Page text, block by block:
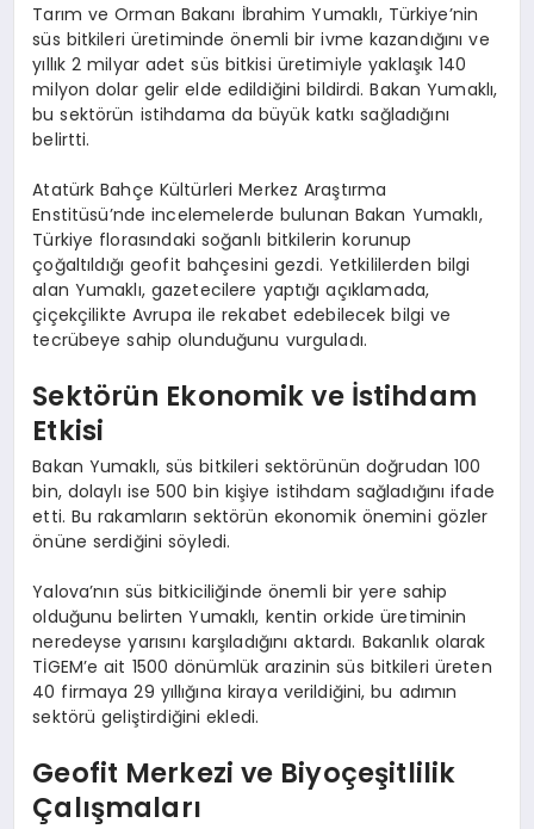
Tarım ve Orman Bakanı İbrahim Yumaklı, Türkiye’nin
süs bitkileri üretiminde önemli bir ivme kazandığını ve
yıllık 2 milyar adet süs bitkisi üretimiyle yaklaşık 140
milyon dolar gelir elde edildiğini bildirdi. Bakan Yumaklı,
bu sektörün istihdama da büyük katkı sağladığını
belirtti.
Atatürk Bahçe Kültürleri Merkez Araştırma
Enstitüsü’nde incelemelerde bulunan Bakan Yumaklı,
Türkiye florasındaki soğanlı bitkilerin korunup
çoğaltıldığı geofit bahçesini gezdi. Yetkililerden bilgi
alan Yumaklı, gazetecilere yaptığı açıklamada,
çiçekçilikte Avrupa ile rekabet edebilecek bilgi ve
tecrübeye sahip olunduğunu vurguladı.
Sektörün Ekonomik ve İstihdam
Etkisi
Bakan Yumaklı, süs bitkileri sektörünün doğrudan 100
bin, dolaylı ise 500 bin kişiye istihdam sağladığını ifade
etti. Bu rakamların sektörün ekonomik önemini gözler
önüne serdiğini söyledi.
Yalova’nın süs bitkiciliğinde önemli bir yere sahip
olduğunu belirten Yumaklı, kentin orkide üretiminin
neredeyse yarısını karşıladığını aktardı. Bakanlık olarak
TİGEM’e ait 1500 dönümlük arazinin süs bitkileri üreten
40 firmaya 29 yıllığına kiraya verildiğini, bu adımın
sektörü geliştirdiğini ekledi.
Geofit Merkezi ve Biyoçeşitlilik
Çalışmaları